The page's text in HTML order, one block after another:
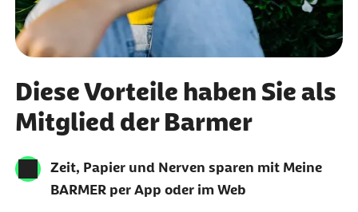
Diese Vorteile haben Sie als
Mitglied der Barmer
Zeit, Papier und Nerven sparen mit Meine
BARMER per App oder im Web